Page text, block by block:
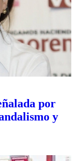
por
y